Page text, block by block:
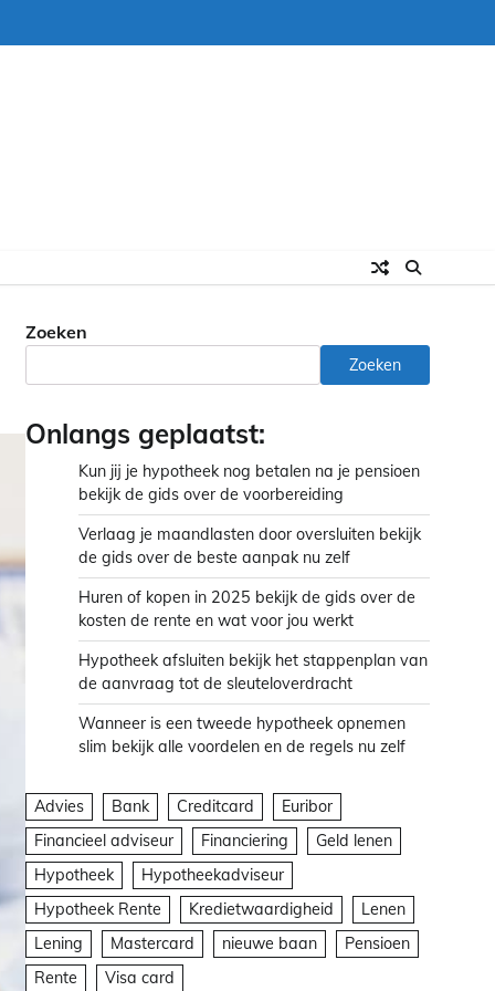
Zoeken
Zoeken
Onlangs geplaatst:
Kun jij je hypotheek nog betalen na je pensioen
bekijk de gids over de voorbereiding
Verlaag je maandlasten door oversluiten bekijk
de gids over de beste aanpak nu zelf
Huren of kopen in 2025 bekijk de gids over de
kosten de rente en wat voor jou werkt
Hypotheek afsluiten bekijk het stappenplan van
de aanvraag tot de sleuteloverdracht
Wanneer is een tweede hypotheek opnemen
slim bekijk alle voordelen en de regels nu zelf
Advies Bank Creditcard
Euribor
Financieel adviseur
Financiering
Geld lenen
Hypotheek
Hypotheekadviseur
Hypotheek Rente
Kredietwaardigheid
Lenen
Lening
Mastercard nieuwe baan
Pensioen
Rente
Visa card